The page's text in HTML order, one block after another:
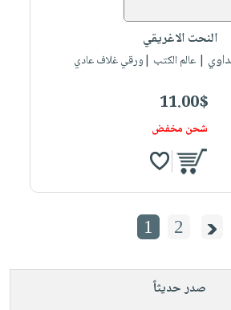
النحت الاغريقي
| عالم الكتب |ورقي غلاف عادي
11.00$
شحن مخفض
1 2
صدر حديثاً